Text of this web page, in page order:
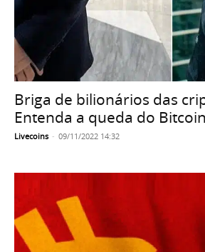
Briga de bilionários das
Entenda a queda do Bitcoin
Livecoins - 09/11/2022 14:32